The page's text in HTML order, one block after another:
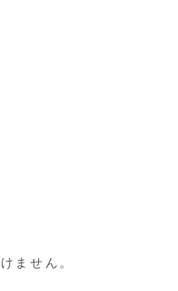
ません。